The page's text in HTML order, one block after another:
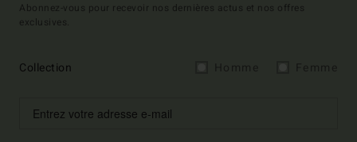
Abonnez-vous pour recevoir nos dernières actus et nos offres
exclusives.
Collection